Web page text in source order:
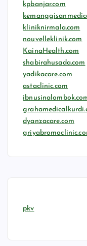
kpbanjar.com
kliniknirmala.com
nouvelleklinik.com
KainaHealth.com
shabirahusada.com
yadikacare.com
astaclinic.com
dyanzacare.com
pkv